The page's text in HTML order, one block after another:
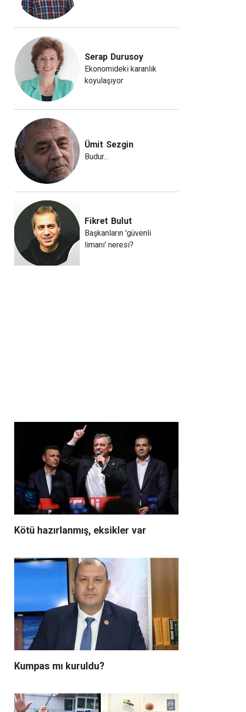
Serap Durusoy
Ekonomideki karanlık
koyulaşıyor
Ümit Sezgin
Budur...
Fikret Bulut
Başkanların 'güvenli
limanı' neresi?
Kötü hazırlanmış, eksikler var
Kumpas mı kuruldu?